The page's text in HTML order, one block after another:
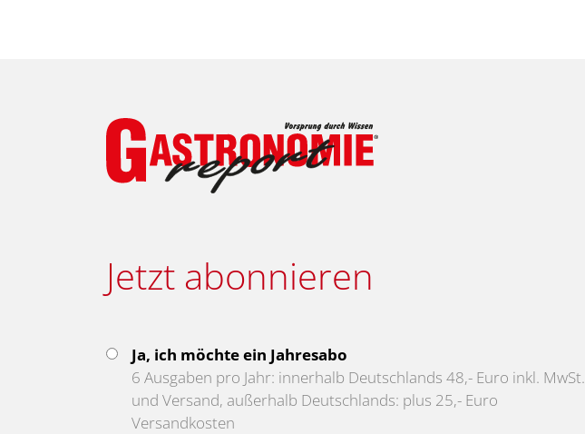
Jetzt abonnieren
Ja, ich möchte ein Jahresabo
6 Ausgaben pro Jahr: innerhalb Deutschlands 48,- Euro inkl. MwSt.
und Versand, außerhalb Deutschlands: plus 25,- Euro
Versandkosten